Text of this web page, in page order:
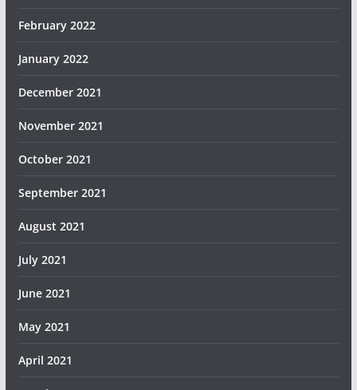
February 2022
January 2022
December 2021
November 2021
October 2021
September 2021
August 2021
July 2021
June 2021
May 2021
April 2021